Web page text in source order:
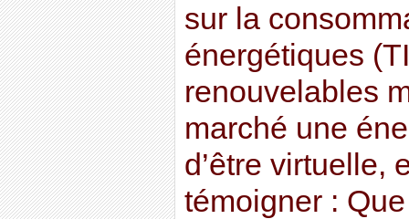
sur la
énergétiques
renouvelables
marché une
d’être virtuelle,
témoigner :